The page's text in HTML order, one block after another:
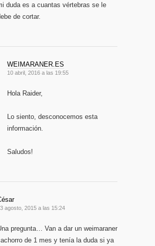
duda es a cuantas vértebras se le
de cortar.
WEIMARANER.ES
10 abril, 2016 a las 19:55
Hola Raider,
Lo siento, desconocemos esta
información.
Saludos!
agosto, 2015 a las 15:24
pregunta… Van a dar un weimaraner
de 1 mes y tenía la duda si ya